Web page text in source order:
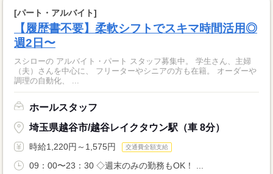
[パート・アルバイト]
【履歴書不要】柔軟シフトでスキマ時間活用◎
週2日〜
スシローの アルバイト・パート スタッフ募集中。 学生さん、主婦
（夫）さんを中心に、 フリーターやシニアの方も在籍。 オーダーや
調理の自動化、 ...
ホールスタッフ
埼玉県越谷市/越谷レイクタウン駅（車 8分）
時給1,220円～1,575円 交通費全額支給
09：00〜23：30 ◇週末のみの勤務もOK！ ...